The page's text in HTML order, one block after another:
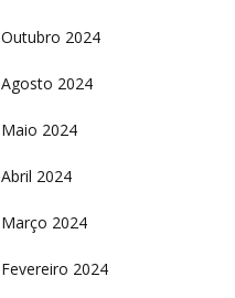
Outubro 2024
Agosto 2024
Maio 2024
Abril 2024
Março 2024
Fevereiro 2024